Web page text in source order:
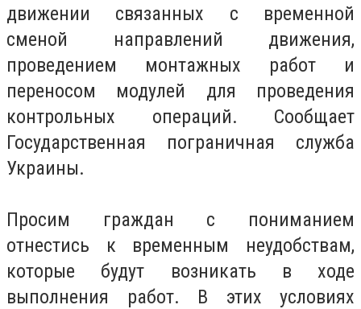
движении связанных с временной
сменой направлений движения,
проведением монтажных работ и
переносом модулей для проведения
контрольных операций. Сообщает
Государственная пограничная служба
Украины.
Просим граждан с пониманием
отнестись к временным неудобствам,
которые будут возникать в ходе
выполнения работ. В этих условиях